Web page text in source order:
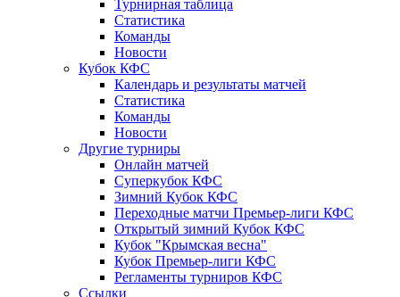
Турнирная таблица
Статистика
Команды
Новости
Кубок КФС
Календарь и результаты матчей
Статистика
Команды
Новости
Другие турниры
Онлайн матчей
Суперкубок КФС
Зимний Кубок КФС
Переходные матчи Премьер-лиги КФС
Открытый зимний Кубок КФС
Кубок "Крымская весна"
Кубок Премьер-лиги КФС
Регламенты турниров КФС
Ссылки